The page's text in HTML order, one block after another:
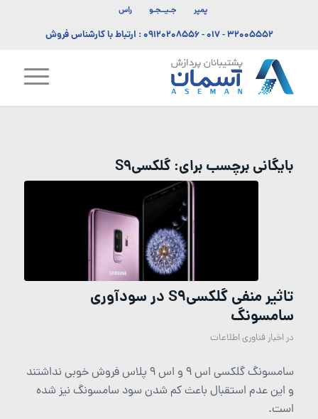
پمپر جـیــجـو راس
۳۲۰۰۵۵۵۲ - ۰۱۷ -۰۹۱۲۰۲۰۸۵۵۶: ارتباط با کارشناس فروش
بایگانی برچسب برای:گلکسیS9
تاثیر منفی گلکسیS9 در سودآوری
سامسونگ
دراخبار فناوری اطلاعات
سامسونگ گلکسی اس 9 و اس 9 پلاس فروش خوبی نداشتند
و این عدم استقبال باعث کم شدن سود سامسونگ نیز شده
است.